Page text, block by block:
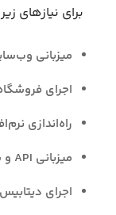
برای نیازهای
میزبانی
اجرای
راه‌اندازی
میزبانی API و سرویس‌های Backend
اجرای